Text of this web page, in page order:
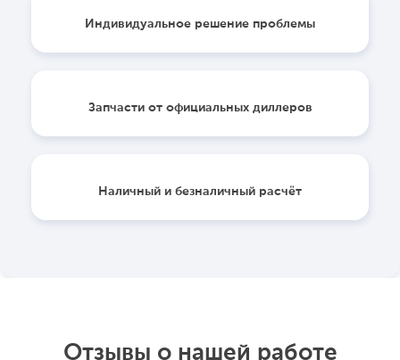
Индивидуальное решение проблемы
Запчасти от официальных диллеров
Наличный и безналичный расчёт
Отзывы о нашей работе